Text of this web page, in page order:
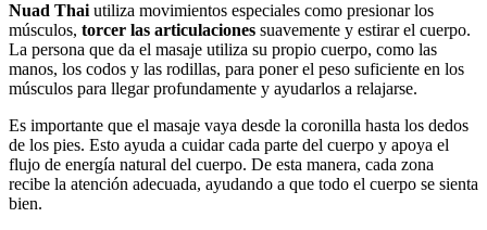
Nuad Thai utiliza movimientos especiales como presionar los
músculos, torcer las articulaciones suavemente y estirar el cuerpo.
La persona que da el masaje utiliza su propio cuerpo, como las
manos, los codos y las rodillas, para poner el peso suficiente en los
músculos para llegar profundamente y ayudarlos a relajarse.
Es importante que el masaje vaya desde la coronilla hasta los dedos
de los pies. Esto ayuda a cuidar cada parte del cuerpo y apoya el
flujo de energía natural del cuerpo. De esta manera, cada zona
recibe la atención adecuada, ayudando a que todo el cuerpo se sienta
bien.